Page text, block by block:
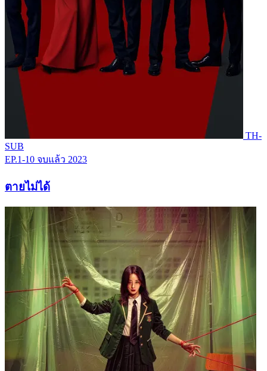
TH-
SUB
EP.1-10 จบแล้ว 2023
ตายไม่ได้